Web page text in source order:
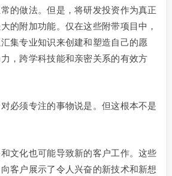
的做法。但是，将研发投资作为真正
的附加功能。仅在这些附带项目中，
集专业知识来创建和塑造自己的愿
，跨学科技能和亲密关系的有效方
必须专注的事物说是。但这根本不是
文化也可能导致新的客户工作。这些
客户展示了令人兴奋的新技术和新想